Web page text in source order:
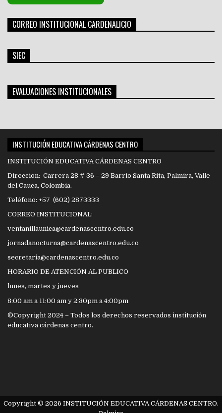
CORREO INSTITUCIONAL CARDENALICIO
SIEC
EVALUACIONES INSTITUCIONALES
INSTITUCIÓN EDUCATIVA CÁRDENAS CENTRO
INSTITUCIÓN EDUCATIVA CÁRDENAS CENTRO
Direccion: Carrera 28 # 36 – 29 Barrio Santa Rita, Palmira, Valle
del Cauca, Colombia.
Teléfono: +57 (602) 2873333
CORREO INSTITUCIONAL:
ventanillaunica@cardenascentro.edu.co
jornadanocturna@cardenascentro.edu.co
secretaria@cardenascentro.edu.co
HORARIO DE ATENCIÓN AL PUBLICO
lunes, martes y jueves
8:00 am a 11:00 am y 2:30pm a 4:00pm
©Copyright 2024 – Todos los derechos reservados institución
educativa cárdenas centro.
Copyright © 2026 INSTITUCIÓN EDUCATIVA CÁRDENAS CENTRO.